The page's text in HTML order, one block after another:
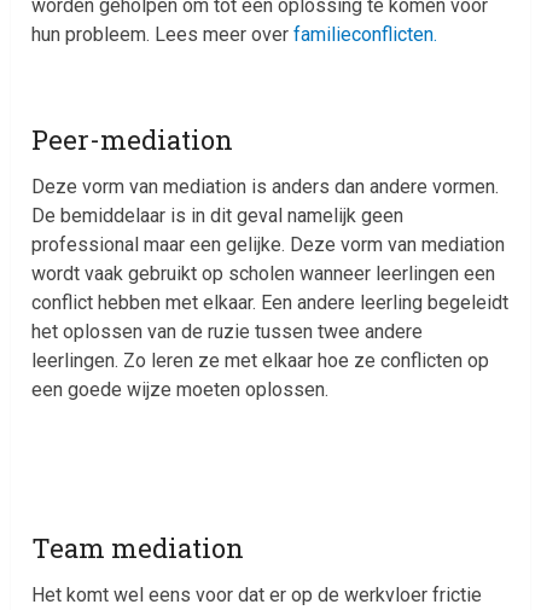
worden geholpen om tot een oplossing te komen voor
hun probleem. Lees meer overfamilieconflicten.
Peer-mediation
Deze vorm van mediation is anders dan andere vormen.
De bemiddelaar is in dit geval namelijk geen
professional maar een gelijke. Deze vorm van mediation
wordt vaak gebruikt op scholen wanneer leerlingen een
conflict hebben met elkaar. Een andere leerling begeleidt
het oplossen van de ruzie tussen twee andere
leerlingen. Zo leren ze met elkaar hoe ze conflicten op
een goede wijze moeten oplossen.
Team mediation
Het komt wel eens voor dat er op de werkvloer frictie